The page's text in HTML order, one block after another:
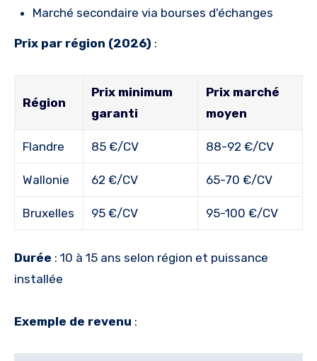
Marché secondaire via bourses d'échanges
Prix par région (2026) :
Région
Prix minimum
garanti
Prix marché
moyen
Flandre 85 €/CV 88-92 €/CV
Wallonie 62 €/CV 65-70 €/CV
Bruxelles 95 €/CV 95-100 €/CV
Durée : 10 à 15 ans selon région et puissance
installée
Exemple de revenu :